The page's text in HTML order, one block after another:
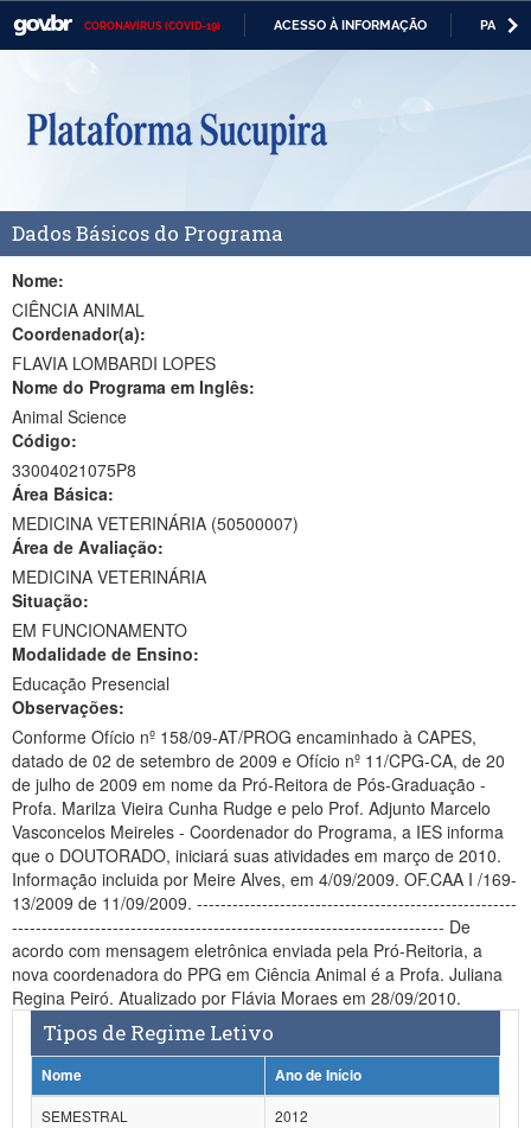
CORONAVÍRUS (COVID-19) ACESSO À INFORMAÇÃO
Casa Civil
Ministério da Defesa
Ministério da Economia
Ministério da Infraestrutura
Ministério da Educação
Ministério da Cidadania
Ministério da Saúde
Ministério de Minas e Energia
Ministério da Ciência, Tecnologia, Inovações e Comunicações
Ministério do Meio Ambiente
Ministério do Turismo
Ministério do Desenvolvimento Regional
Ministério da Mulher, da Família e dos Direitos Humanos
Secretaria de Governo
Banco Central do Brasil
Planalto
Dados Básicos do Programa
Nome:
CIÊNCIA ANIMAL
Coordenador(a):
FLAVIA LOMBARDI LOPES
Nome do Programa em Inglês:
Animal Science
Código:
33004021075P8
Área Básica:
MEDICINA VETERINÁRIA (50500007)
Área de Avaliação:
MEDICINA VETERINÁRIA
Situação:
EM FUNCIONAMENTO
Modalidade de Ensino:
Educação Presencial
Observações:
Conforme Ofício nº 158/09-AT/PROG encaminhado à CAPES,
datado de 02 de setembro de 2009 e Ofício nº 11/CPG-CA, de 20
de julho de 2009 em nome da Pró-Reitora de Pós-Graduação -
Profa. Marilza Vieira Cunha Rudge e pelo Prof. Adjunto Marcelo
Vasconcelos Meireles - Coordenador do Programa, a IES informa
que o DOUTORADO, iniciará suas atividades em março de 2010.
Informação incluida por Meire Alves, em 4/09/2009. OF.CAA I /169-
13/2009 de 11/09/2009. ------------------------------------------------------
------------------------------------------------------------------------- De
acordo com mensagem eletrônica enviada pela Pró-Reitoria, a
nova coordenadora do PPG em Ciência Animal é a Profa. Juliana
Regina Peiró. Atualizado por Flávia Moraes em 28/09/2010.
Tipos de Regime Letivo
Nome
Ano de Início
SEMESTRAL
2012